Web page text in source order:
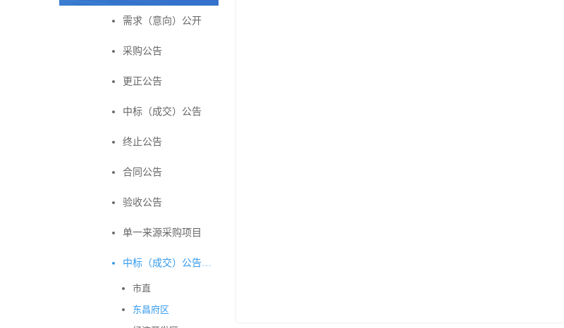
需求（意向）公开
采购公告
更正公告
中标（成交）公告
终止公告
合同公告
验收公告
单一来源采购项目
中标（成交）公告变更
市直
东昌府区